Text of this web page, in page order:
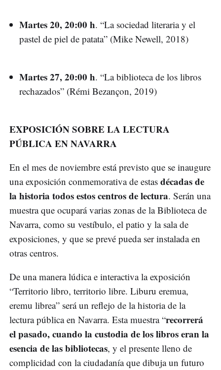
Martes 20, 20:00 h. “La sociedad literaria y el
pastel de piel de patata” (Mike Newell, 2018)
Martes 27, 20:00 h. “La biblioteca de los libros
rechazados” (Rémi Bezançon, 2019)
EXPOSICIÓN SOBRE LA LECTURA
PÚBLICA EN NAVARRA
En el mes de noviembre está previsto que se inaugure
una exposición conmemorativa de estas décadas de
la historia todos estos centros de lectura. Serán una
muestra que ocupará varias zonas de la Biblioteca de
Navarra, como su vestíbulo, el patio y la sala de
exposiciones, y que se prevé pueda ser instalada en
otras centros.
De una manera lúdica e interactiva la exposición
“Territorio libro, territorio libre. Liburu eremua,
eremu librea” será un reflejo de la historia de la
lectura pública en Navarra. Esta muestra “recorrerá
el pasado, cuando la custodia de los libros eran la
esencia de las bibliotecas, y el presente lleno de
complicidad con la ciudadanía que dibuja un futuro